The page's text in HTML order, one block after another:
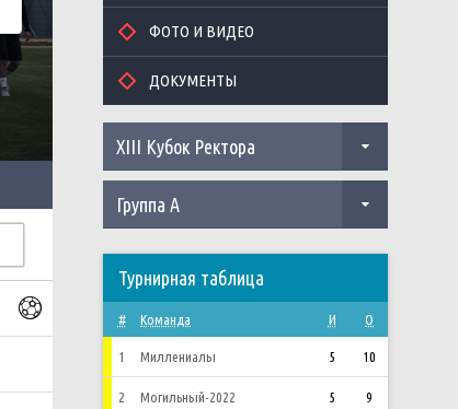
ФОТО И ВИДЕО
ДОКУМЕНТЫ
XIII Кубок Ректора
Группа А
Турнирная таблица
# Команда И О
1 Миллениалы 5 10
2 Могильный-2022 5 9